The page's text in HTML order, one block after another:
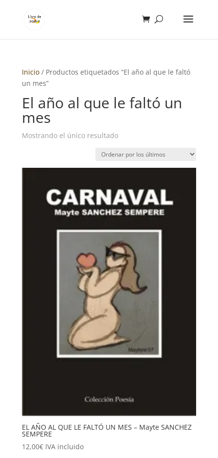
Inicio/ Productos etiquetados “El año al que le faltó
un mes”
El año al que le faltó un
mes
Mostrando el único resultado
EL AÑO AL QUE LE FALTÓ UN MES – Mayte SANCHEZ
SEMPERE
12,00€ IVA incluido